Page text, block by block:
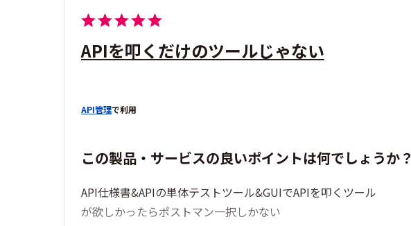
APIを叩くだけのツールじゃない
API管理で利用
この製品・サービスの良いポイントは何でしょうか？
API仕様書&APIの単体テストツール&GUIでAPIを叩くツール
が欲しかったらポストマン一択しかない